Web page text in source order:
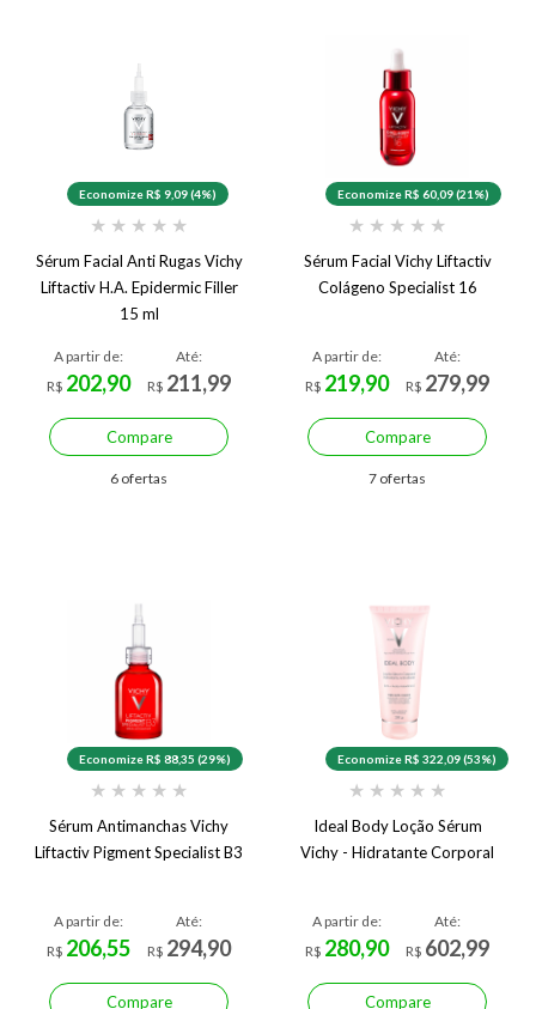
Economize R$ 9,09 (4%)
★ ★ ★ ★ ★
Sérum Facial Anti Rugas Vichy
Liftactiv H.A. Epidermic Filler
15 ml
A partir de:
R$ 202,90
Até:
R$ 211,99
Compare
6 ofertas
Economize R$ 60,09 (21%)
★ ★ ★ ★ ★
Sérum Facial Vichy Liftactiv
Colágeno Specialist 16
A partir de:
R$ 219,90
Até:
R$ 279,99
Compare
7 ofertas
Economize R$ 88,35 (29%)
★ ★ ★ ★ ★
Sérum Antimanchas Vichy
Liftactiv Pigment Specialist B3
A partir de:
R$ 206,55
Até:
R$ 294,90
Compare
Economize R$ 322,09 (53%)
★ ★ ★ ★ ★
Ideal Body Loção Sérum
Vichy - Hidratante Corporal
A partir de:
R$ 280,90
Até:
R$ 602,99
Compare